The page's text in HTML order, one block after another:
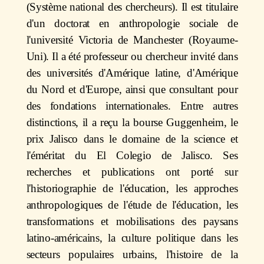
(Système national des chercheurs). Il est titulaire
d'un doctorat en anthropologie sociale de
l'université Victoria de Manchester (Royaume-
Uni). Il a été professeur ou chercheur invité dans
des universités d'Amérique latine, d'Amérique
du Nord et d'Europe, ainsi que consultant pour
des fondations internationales. Entre autres
distinctions, il a reçu la bourse Guggenheim, le
prix Jalisco dans le domaine de la science et
l'éméritat du El Colegio de Jalisco. Ses
recherches et publications ont porté sur
l'historiographie de l'éducation, les approches
anthropologiques de l'étude de l'éducation, les
transformations et mobilisations des paysans
latino-américains, la culture politique dans les
secteurs populaires urbains, l'histoire de la